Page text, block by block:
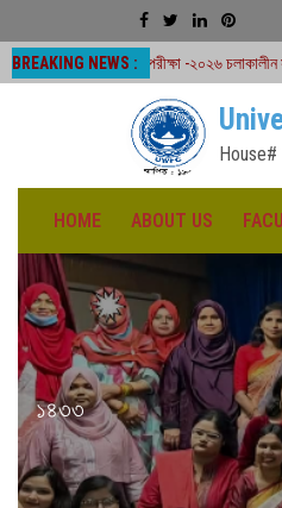
BREAKING NEWS :
পরীক্ষা -২০২৬ চলাকালীন সময়ে শ্রেণীকার্যক্রম বন্ধ
House#
HOME ABOUT US
১৪৩৩